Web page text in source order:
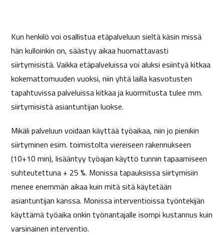
Kun henkilö voi osallistua etäpalveluun sieltä käsin missä
hän kulloinkin on, säästyy aikaa huomattavasti
siirtymisistä. Vaikka etäpalveluissa voi aluksi esiintyä kitkaa
kokemattomuuden vuoksi, niin yhtä lailla kasvotusten
tapahtuvissa palveluissa kitkaa ja kuormitusta tulee mm.
siirtymisistä asiantuntijan luokse.
Mikäli palveluun voidaan käyttää työaikaa, niin jo pienikin
siirtyminen esim. toimistolta viereiseen rakennukseen
(10+10 min), lisääntyy työajan käyttö tunnin tapaamiseen
suhteutettuna + 25 %. Monissa tapauksissa siirtymisiin
menee enemmän aikaa kuin mitä sitä käytetään
asiantuntijan kanssa. Monissa interventioissa työntekijän
käyttämä työaika onkin työnantajalle isompi kustannus kuin
varsinainen interventio.